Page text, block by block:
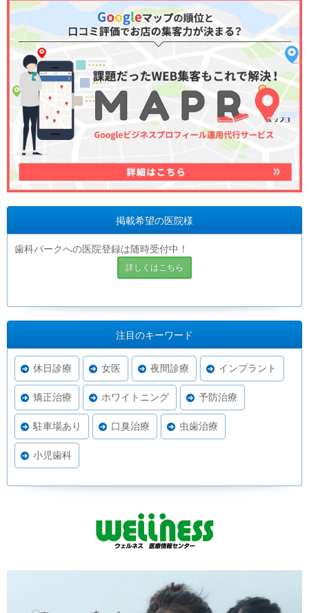
掲載希望の医院様
歯科パークへの医院登録は随時受付中！
詳しくはこちら
注目のキーワード
休日診療 女医 夜間診療 インプラント
矯正治療 ホワイトニング 予防治療
駐車場あり 口臭治療 虫歯治療
小児歯科